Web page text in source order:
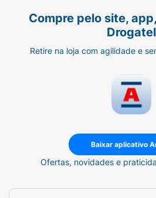
Compre pelo site,
Drogatel
Retire na loja com agilidade e
Baixar aplicativo
Ofertas, novidades e